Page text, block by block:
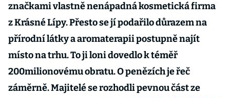
značkami vlastně nenápadná kosmetická firma
z Krásné Lípy. Přesto se jí podařilo důrazem na
přírodní látky a aromaterapii postupně najít
místo na trhu. To ji loni dovedlo k téměř
200milionovému obratu. O penězích je řeč
záměrně. Majitelé se rozhodli pevnou část ze